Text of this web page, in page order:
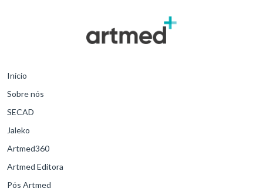
Início
Sobre nós
SECAD
Jaleko
Artmed360
Artmed Editora
Pós Artmed